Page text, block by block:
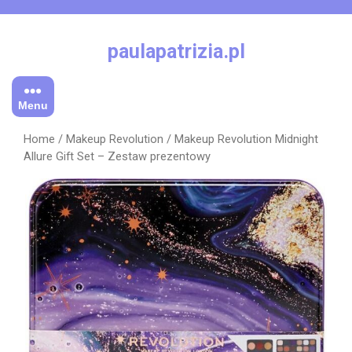
paulapatrizia.pl
Menu
Home / Makeup Revolution / Makeup Revolution Midnight
Allure Gift Set – Zestaw prezentowy